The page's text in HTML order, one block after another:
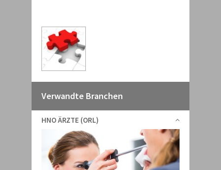
Verwandte Branchen
HNO ÄRZTE (ORL)